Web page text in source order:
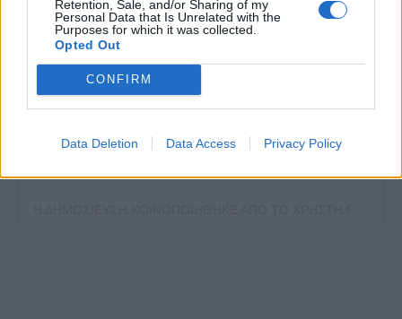
Retention, Sale, and/or Sharing of my
Personal Data that Is Unrelated with the
Purposes for which it was collected.
Opted Out
CONFIRM
Data Deletion Data Access Privacy Policy
Δείτε αυτή τη δημοσίευση στο Instagram.